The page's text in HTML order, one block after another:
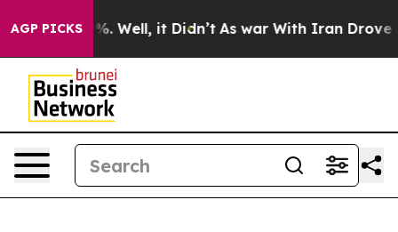
AGP PICKS40%. Well, it Didn’t As war With Iran Drove oil